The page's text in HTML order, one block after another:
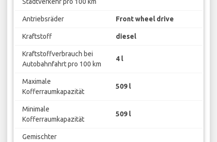
Antriebsräder Front wheel drive
Kraftstoff diesel
Kraftstoffverbrauch bei
Autobahnfahrt pro 100 km
4 l
Maximale
Kofferraumkapazität
509 l
Minimale
Kofferraumkapazität
509 l
Gemischter